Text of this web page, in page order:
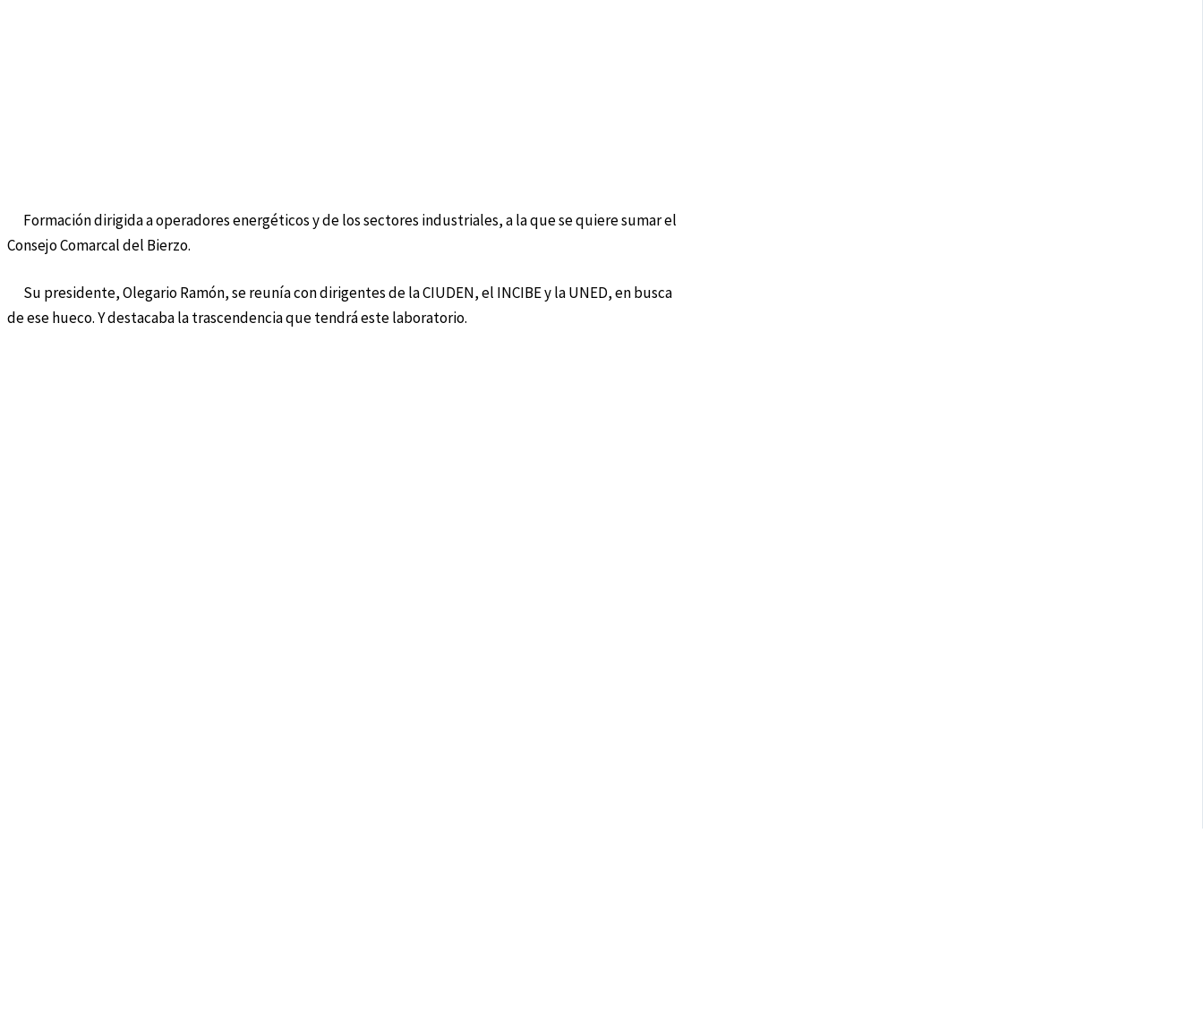
Formación dirigida a operadores energéticos y de los sectores industriales, a la que se quiere sumar el
Consejo Comarcal del Bierzo.
Su presidente, Olegario Ramón, se reunía con dirigentes de la CIUDEN, el INCIBE y la UNED, en busca
de ese hueco. Y destacaba la trascendencia que tendrá este laboratorio.